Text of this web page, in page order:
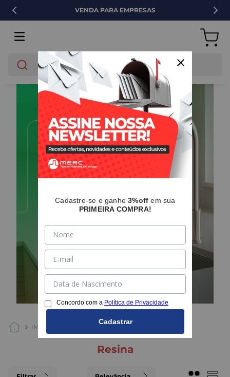
VENDA PARA EMPRESAS
O que você está buscando?
IMPERMEABILIZANTES
resina
Cadastre-se e ganhe3%off em sua
PRIMEIRA COMPRA!
Concordo com a Política de Privacidade
Cadastrar